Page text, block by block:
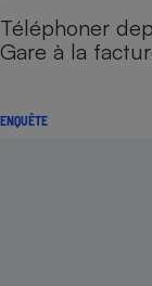
Téléphoner
Gare à la
ENQUÊTE